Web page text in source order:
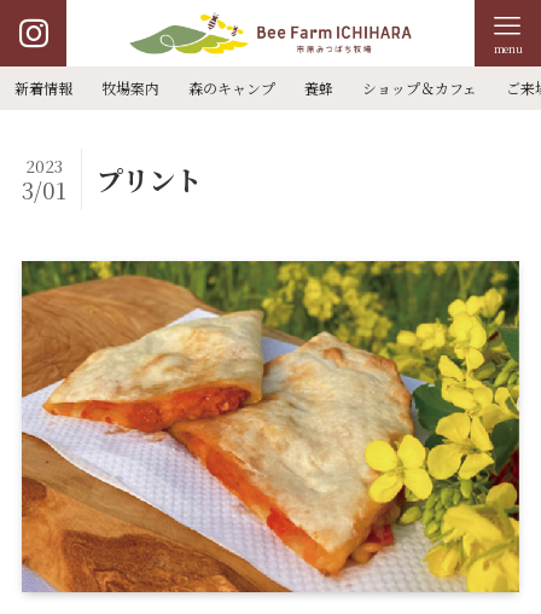
menu
新着情報 牧場案内 森のキャンプ 養蜂 ショップ＆カフェ ご来
プリント
2023
3/01